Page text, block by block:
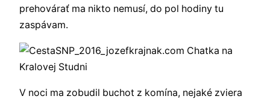
prehovárať ma nikto nemusí, do pol hodiny tu
zaspávam.
V noci ma zobudil buchot z komína, nejaké zviera